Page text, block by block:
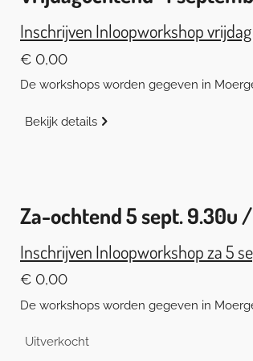
Inschrijven Inloopworkshop
€ 0,00
De workshops worden gegeven in
Bekijk details
Za-ochtend 5 sept. 9.30u
Inschrijven Inloopworkshop za 5
€ 0,00
De workshops worden gegeven in
Uitverkocht